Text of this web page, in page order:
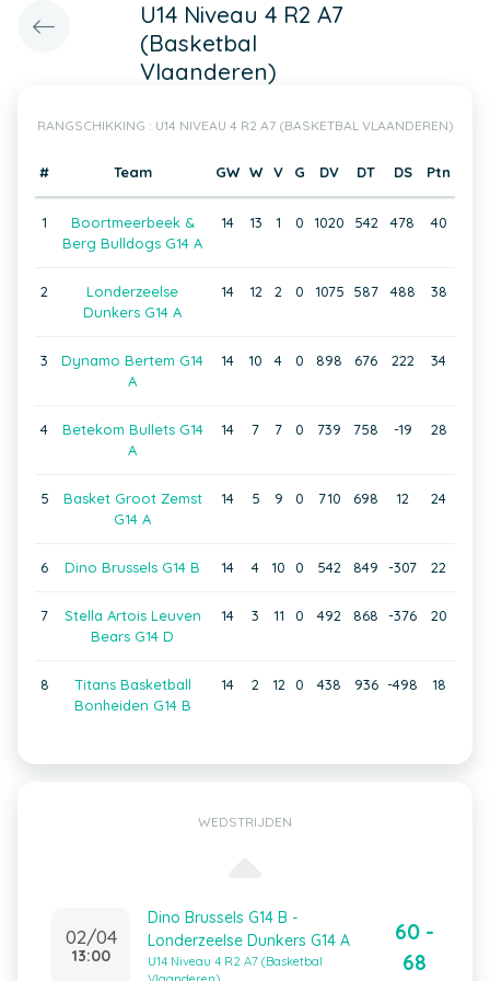
U14 Niveau 4 R2 A7
(Basketbal
Vlaanderen)
RANGSCHIKKING : U14 NIVEAU 4 R2 A7 (BASKETBAL VLAANDEREN)
# Team GW W V G DV DT DS Ptn
1
Boortmeerbeek &
Berg Bulldogs G14 A
14 13 1 0 1020 542 478 40
2
Londerzeelse
Dunkers G14 A
14 12 2 0 1075 587 488 38
3
Dynamo Bertem G14
A
14 10 4 0 898 676 222 34
4
Betekom Bullets G14
A
14 7 7 0 739 758 -19 28
5
Basket Groot Zemst
G14 A
14 5 9 0 710 698 12 24
6 Dino Brussels G14 B 14 4 10 0 542 849 -307 22
7
Stella Artois Leuven
Bears G14 D
14 3 11 0 492 868 -376 20
8
Titans Basketball
Bonheiden G14 B
14 2 12 0 438 936 -498 18
WEDSTRIJDEN
02/04
13:00
Dino Brussels G14 B -
Londerzeelse Dunkers G14 A
U14 Niveau 4 R2 A7 (Basketbal
60 -
68